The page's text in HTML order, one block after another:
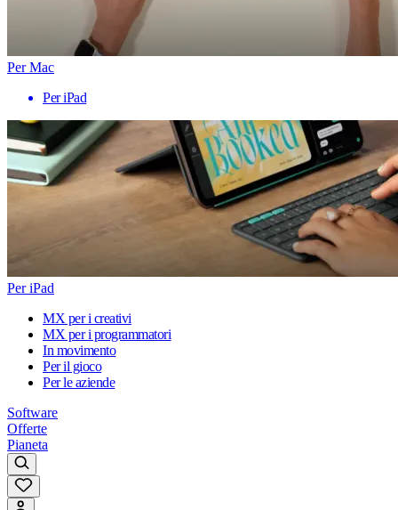
Per Mac
Per iPad
Per iPad
MX per i creativi
MX per i programmatori
In movimento
Per il gioco
Per le aziende
Software
Offerte
Pianeta